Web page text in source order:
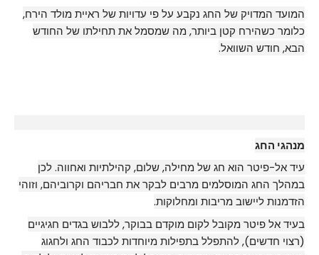
המועד המדויק של החג נקבע על פי עדויות של ראיית מולד הירח,
כלומר כשהירח קטן ביותר, מה שמסמל את תחילתו של החודש
הבא, חודש השוואל.
מנהגי החג
עיד אל-פיטר הוא חג של מחילה, שלום, קהילתיות ואחווה. לכן
במהלך החג המוסלמים מרבים לבקר את חבריהם וקרוביהם, וזוהי
הזדמנות ליישוב מריבות ומחלוקות.
בעיד אל פיטר מקובל לקום מוקדם בבוקר, ללבוש בגדים חגיגיים
(רצוי חדשים), להתפלל בתפילות מיוחדות לכבוד החג ולחגוג